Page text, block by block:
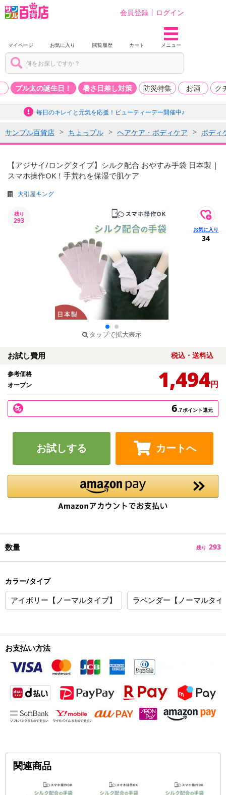
会員登録 ログイン
マイページ お気に入り 閲覧履歴 カート メニュー
プル太の誕生日！ 暑さ日差し対策 防災特集 お酒 ク
毎日のキレイと元気を応援！ビューティーデー開催中♪
サンプル百貨店 ちょっプル ヘアケア・ボディケア ボディ
【アジサイ/ロングタイプ】シルク配合 おやすみ手袋 日本製 |
スマホ操作OK！手荒れを保湿で肌ケア
大引屋キング
残り
293
タップで拡大表示
34
お試し費用 税込・送料込
参考価格
オープン
1,494円
6.7ポイント還元
お試しする カートへ
数量 残り 293
カラー/タイプ
アイボリー【ノーマルタイプ】 ラベンダー【ノーマルタイ
お支払い方法
関連商品